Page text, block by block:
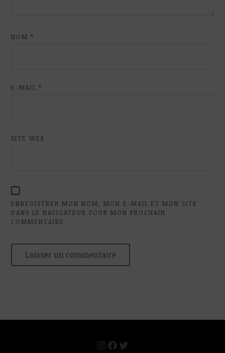
NOM*
E-MAIL*
SITE WEB
ENREGISTRER MON NOM, MON E-MAIL ET MON SITE
DANS LE NAVIGATEUR POUR MON PROCHAIN
COMMENTAIRE.
Instagram
Facebook
Twitter